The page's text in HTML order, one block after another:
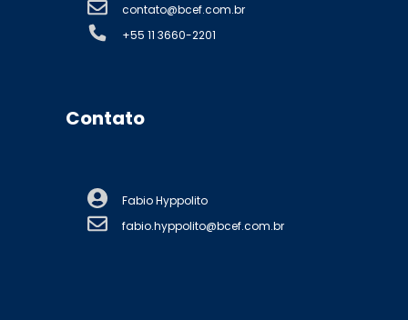
contato@bcef.com.br
+55 11 3660-2201
Contato
Fabio Hyppolito
fabio.hyppolito@bcef.com.br